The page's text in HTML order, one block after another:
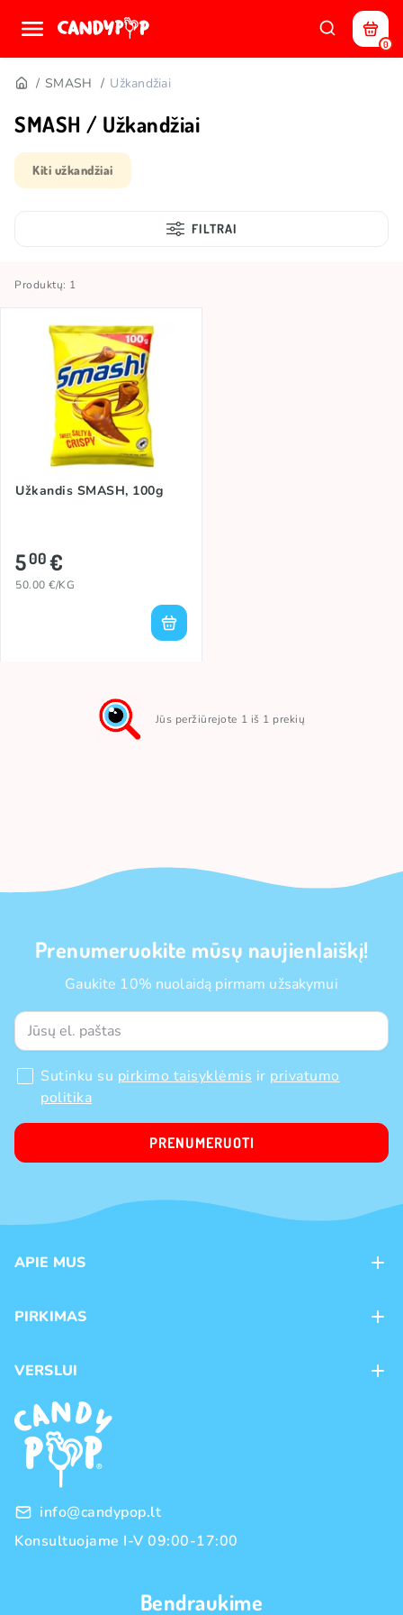
0
SMASH Užkandžiai
SMASH / Užkandžiai
Kiti užkandžiai
FILTRAI
Produktų: 1
Užkandis SMASH, 100g
500€
50.00 €/KG
Jūs peržiūrejote 1 iš 1 prekių
Prenumeruokite mūsų naujienlaiškį!
Gaukite 10% nuolaidą pirmam užsakymui
Sutinku su pirkimo taisyklėmis ir privatumo
politika
PRENUMERUOTI
APIE MUS
Kontaktai
Naujienos
Prekių ženklai
PIRKIMAS
Pristatymas
Prekių grąžinimas ir keitimas
Pirkimo taisyklės
Privatumo politika
VERSLUI
Franšizė
Didmeninė prekyba
info@candypop.lt
Konsultuojame I-V 09:00-17:00
Bendraukime